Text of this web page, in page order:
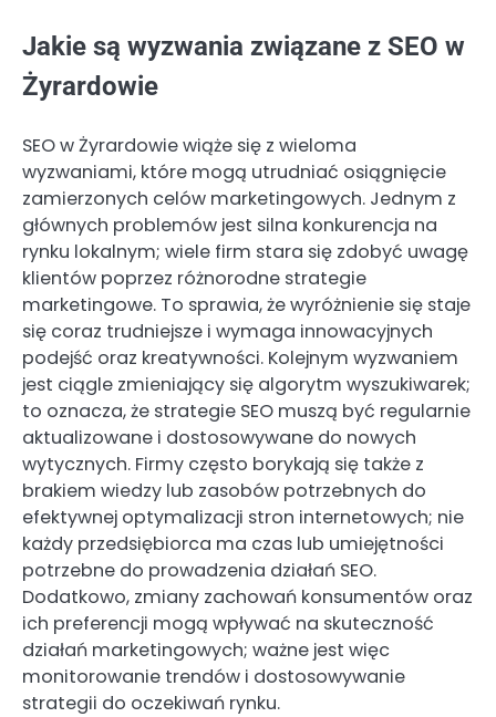
Jakie są wyzwania związane z SEO w
Żyrardowie
SEO w Żyrardowie wiąże się z wieloma
wyzwaniami, które mogą utrudniać osiągnięcie
zamierzonych celów marketingowych. Jednym z
głównych problemów jest silna konkurencja na
rynku lokalnym; wiele firm stara się zdobyć uwagę
klientów poprzez różnorodne strategie
marketingowe. To sprawia, że wyróżnienie się staje
się coraz trudniejsze i wymaga innowacyjnych
podejść oraz kreatywności. Kolejnym wyzwaniem
jest ciągle zmieniający się algorytm wyszukiwarek;
to oznacza, że strategie SEO muszą być regularnie
aktualizowane i dostosowywane do nowych
wytycznych. Firmy często borykają się także z
brakiem wiedzy lub zasobów potrzebnych do
efektywnej optymalizacji stron internetowych; nie
każdy przedsiębiorca ma czas lub umiejętności
potrzebne do prowadzenia działań SEO.
Dodatkowo, zmiany zachowań konsumentów oraz
ich preferencji mogą wpływać na skuteczność
działań marketingowych; ważne jest więc
monitorowanie trendów i dostosowywanie
strategii do oczekiwań rynku.